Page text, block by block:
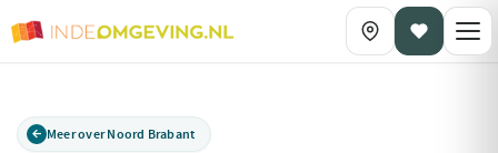
Meer over Noord Brabant